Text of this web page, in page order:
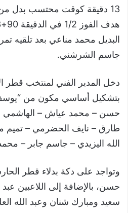
13 دقيقة كوقت محتسب بدل
البديل محمد مناعي بعد تلقيه
جاسم الشرشني.
دخل المدير الفني لمنتخب قطر
بتشكيل أساسي مكون من
حسن – محمد عياش –
طارق – نايف الحضرمي – تميم
الله اليزيدي – جاسم جابر –
وتواجد على دكة بدلاء قطر
حسن، بالإضافة إلى اللاعبين
سعيد ومبارك شنان وعبد الله